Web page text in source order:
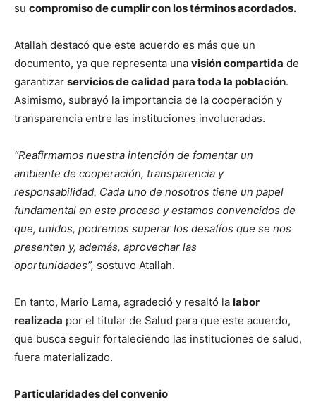
su compromiso de cumplir con los términos acordados.
Atallah destacó que este acuerdo es más que un
documento, ya que representa una visión compartida de
garantizar servicios de calidad para toda la población.
Asimismo, subrayó la importancia de la cooperación y
transparencia entre las instituciones involucradas.
“Reafirmamos nuestra intención de fomentar un
ambiente de cooperación, transparencia y
responsabilidad. Cada uno de nosotros tiene un papel
fundamental en este proceso y estamos convencidos de
que, unidos, podremos superar los desafíos que se nos
presenten y, además, aprovechar las
oportunidades”, sostuvo Atallah.
En tanto, Mario Lama, agradeció y resaltó la labor
realizada por el titular de Salud para que este acuerdo,
que busca seguir fortaleciendo las instituciones de salud,
fuera materializado.
Particularidades del convenio